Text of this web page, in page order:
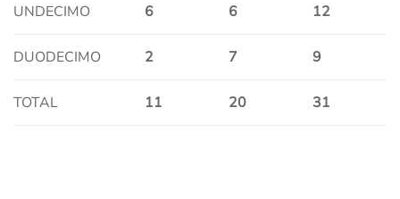
UNDECIMO 6 6 12
DUODECIMO 2 7 9
TOTAL 11 20 31